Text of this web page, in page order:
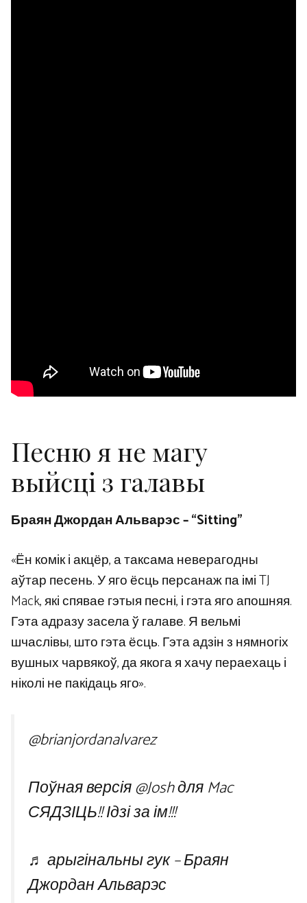
Песню я не магу
выйсці з галавы
Браян Джордан Альварэс – “Sitting”
«Ён комік і акцёр, а таксама неверагодны
аўтар песень. У яго ёсць персанаж па імі TJ
Mack, які спявае гэтыя песні, і гэта яго апошняя.
Гэта адразу засела ў галаве. Я вельмі
шчаслівы, што гэта ёсць. Гэта адзін з нямногіх
вушных чарвякоў, да якога я хачу пераехаць і
ніколі не пакідаць яго».
@brianjordanalvarez
Поўная версія @Josh для Mac
СЯДЗІЦЬ!! Ідзі за ім!!!
♬ арыгінальны гук – Браян
Джордан Альварэс